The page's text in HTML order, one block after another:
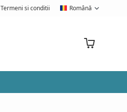
Termeni si conditii Română